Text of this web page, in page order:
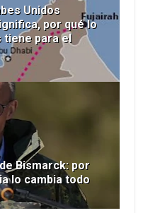
Unidos
por qué lo
tiene para el
Bismarck: por
lo cambia todo